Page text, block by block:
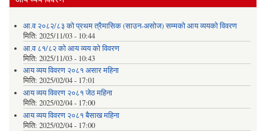
आ.व २०८२/८३ को प्रथम त्रैमासिक (साउन-असोज) सम्मको आय व्ययको विवरण
मिति: 2025/11/03 - 10:44
आ.व ८१/८२ को आय व्यय को विवरण
मिति: 2025/11/03 - 10:43
आय व्यय विवरण २०८१ असार महिना
मिति: 2025/02/04 - 17:01
आय व्यय विवरण २०८१ जेठ महिना
मिति: 2025/02/04 - 17:00
आय व्यय विवरण २०८१ बैसाख महिना
मिति: 2025/02/04 - 17:00